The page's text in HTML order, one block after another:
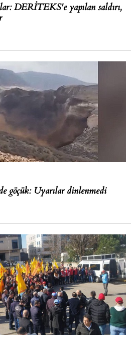
DERİTEKS'e yapılan saldırı,
göçük: Uyarılar dinlenmedi